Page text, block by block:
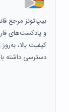
بیپ‌تونز مرجع
و پادکست‌های
کیفیت بالا،
دسترسی داشته